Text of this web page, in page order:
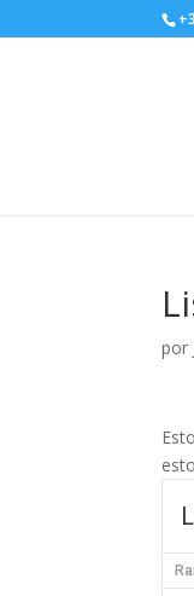
por